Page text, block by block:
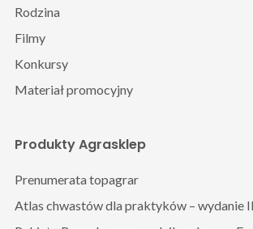
Produkty Agrasklep
Prenumerata topagrar
Atlas chwastów dla praktyków – wydanie
Rodzina
Filmy
Konkursy
Materiał promocyjny